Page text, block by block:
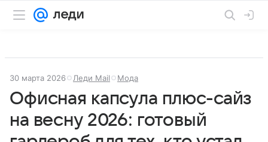
30 марта 2026 Леди Mail Мода
Офисная капсула плюс-сайз
на весну 2026: готовый